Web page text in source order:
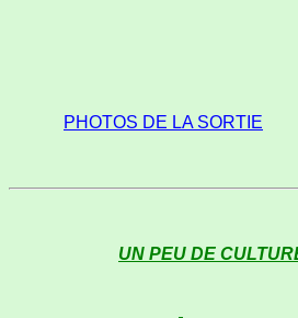
PHOTOS DE LA SORTIE
UN PEU DE